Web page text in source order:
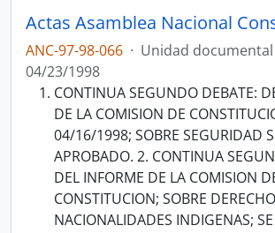
ANC-97-98-066 · Unidad
04/23/1998
CONTINUA SEGUNDO DEBATE:
DE LA COMISION DE
04/16/1998; SOBRE SEGURIDAD
APROBADO. 2. CONTINUA
DEL INFORME DE LA COMISION
CONSTITUCION; SOBRE
NACIONALIDADES INDIGENAS;